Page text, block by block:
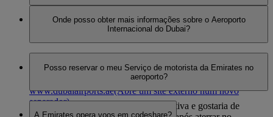
Skywards.Onde posso obter mais informações sobre o Aeroporto
Internacional do Dubai?
Internacional do Dubai, ou apágina de vistos para os EAU
Ou então pode visitar o site do Aeroporto em
www.dubaiairports.ae(Abre um site externo num novo
separador).
Posso reservar o meu Serviço de motorista da Emirates no
aeroporto?
Sim, se é passageiro em Classe Executiva e gostaria de
A Emirates opera voos em codeshare?